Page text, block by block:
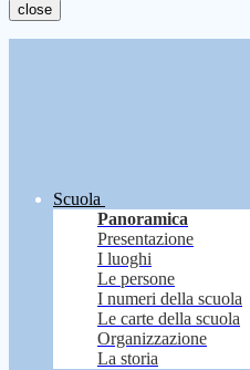
close
Scuola
Panoramica
Presentazione
I luoghi
Le persone
I numeri della scuola
Le carte della scuola
Organizzazione
La storia